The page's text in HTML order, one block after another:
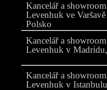
Kontaktujte nás
E-mail
Kancelář a
Levenhuk ve
Polsko
Kancelář a
Levenhuk v
Kancelář a
Levenhuk v